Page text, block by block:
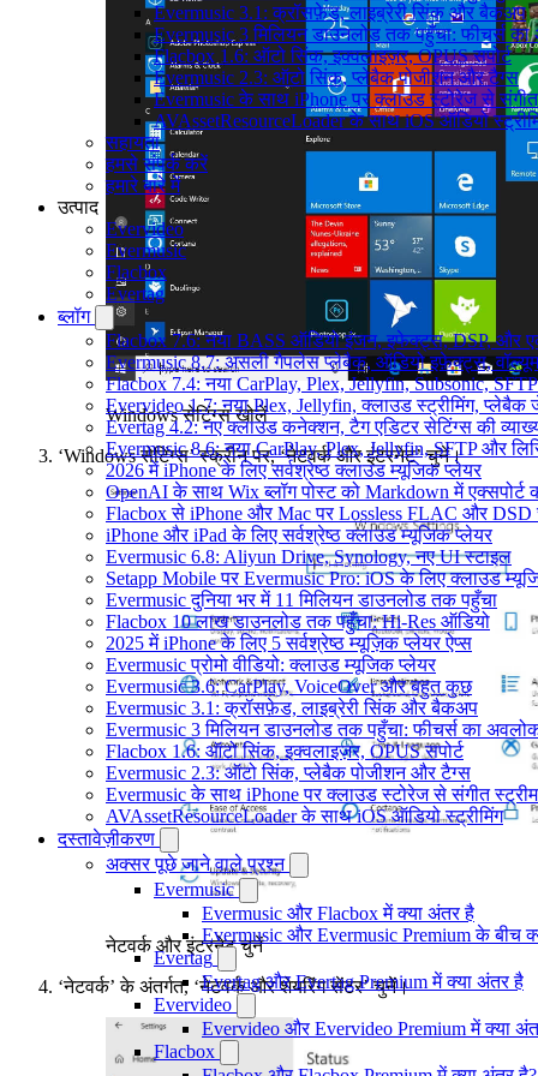
Evermusic 3.1: क्रॉसफ़ेड, लाइब्रेरी सिंक और बैकअप
Evermusic 3 मिलियन डाउनलोड तक पहुँचा: फीचर्स
Flacbox 1.6: ऑटो सिंक, इक्वलाइज़र, OPUS सपोर्ट
Evermusic 2.3: ऑटो सिंक, प्लेबैक पोजीशन और टैग्स
Evermusic के साथ iPhone पर क्लाउड स्टोरेज से
AVAssetResourceLoader के साथ iOS ऑडियो
सहायता
हमसे संपर्क करें
हमारे बारे में
उत्पाद
Evervideo
Evermusic
Flacbox
Evertag
ब्लॉग
Flacbox 7.6: नया BASS ऑडियो इंजन, इफेक्ट्स, DSP, और
Evermusic 8.7: असली गैपलेस प्लेबैक, ऑडियो इफ़ेक्ट्स, वॉल्यूम
Flacbox 7.4: नया CarPlay, Plex, Jellyfin, Subsonic,
Evervideo 1.7: नया Plex, Jellyfin, क्लाउड स्ट्रीमिंग, प्लेबैक
Evertag 4.2: नए क्लाउड कनेक्शन, टैग एडिटर सेटिंग्स की
Evermusic 8.6: नया CarPlay, Plex, Jellyfin, SFTP और
2026 में iPhone के लिए सर्वश्रेष्ठ क्लाउड म्यूजिक प्लेयर
OpenAI के साथ Wix ब्लॉग पोस्ट को Markdown में एक्सपोर्ट
Flacbox से iPhone और Mac पर Lossless FLAC और DSD
iPhone और iPad के लिए सर्वश्रेष्ठ क्लाउड म्यूजिक प्लेयर
Evermusic 6.8: Aliyun Drive, Synology, नए UI स्टाइल
Setapp Mobile पर Evermusic Pro: iOS के लिए क्लाउड
Evermusic दुनिया भर में 11 मिलियन डाउनलोड तक पहुँचा
Flacbox 10 लाख डाउनलोड तक पहुँचा: Hi-Res ऑडियो
2025 में iPhone के लिए 5 सर्वश्रेष्ठ म्यूज़िक प्लेयर ऐप्स
Evermusic प्रोमो वीडियो: क्लाउड म्यूजिक प्लेयर
Evermusic 3.6: CarPlay, VoiceOver और बहुत कुछ
Evermusic 3.1: क्रॉसफ़ेड, लाइब्रेरी सिंक और बैकअप
Evermusic 3 मिलियन डाउनलोड तक पहुँचा: फीचर्स का
Flacbox 1.6: ऑटो सिंक, इक्वलाइज़र, OPUS सपोर्ट
Evermusic 2.3: ऑटो सिंक, प्लेबैक पोजीशन और टैग्स
Evermusic के साथ iPhone पर क्लाउड स्टोरेज से संगीत
AVAssetResourceLoader के साथ iOS ऑडियो स्ट्रीमिंग
दस्तावेज़ीकरण
अक्सर पूछे जाने वाले प्रश्न
Evermusic
Evermusic और Flacbox में क्या अंतर है
Evermusic और Evermusic Premium के बीच
Evertag
Evertag और Evertag Premium में क्या अंतर है
Evervideo
Evervideo और Evervideo Premium में क्या
Flacbox
Windows सेटिंग्स खोलें
‘Windows सेटिंग्स’ स्क्रीन पर, ‘नेटवर्क और इंटरनेट’ चुनें।
नेटवर्क और इंटरनेट चुनें
‘नेटवर्क’ के अंतर्गत, ‘नेटवर्क और शेयरिंग सेंटर’ चुनें।